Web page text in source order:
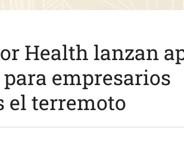
Health lanzan
empresarios
el terremoto